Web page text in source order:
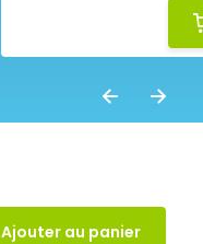
Ajouter au panier